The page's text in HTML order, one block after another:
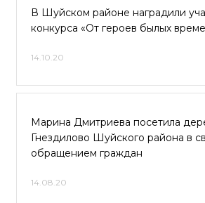
В Шуйском районе наградили
конкурса «От героев былых
14.10.20
Марина Дмитриева посетила
Гнездилово Шуйского района в
обращением граждан
14.08.20